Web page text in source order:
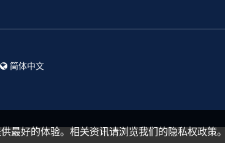
最好的体验。相关资讯请浏览我们的隐私权政策。
简体中文